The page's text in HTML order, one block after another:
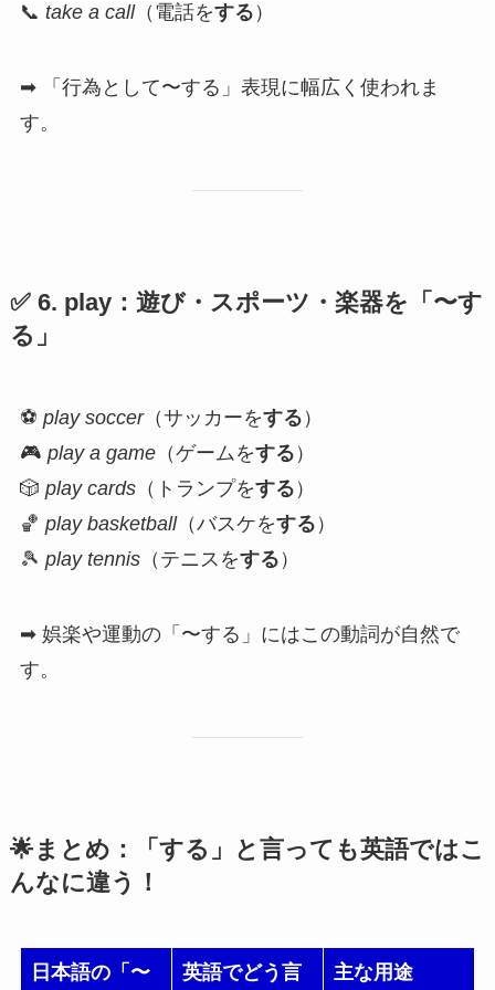
📞 take a call（電話をする ）
➡ 「行為として〜する」表現に幅広く使われま
す。
✅ 6. play：遊び・スポーツ・楽器を「〜す
る」
⚽ play soccer（サッカーをする ）
🎮 play a game（ゲームをする ）
🎲 play cards（トランプをする ）
🏀 play basketball（バスケをする ）
🎾 play tennis（テニスをする ）
➡ 娯楽や運動の「〜する」にはこの動詞が自然で
す。
🌟まとめ：「する」と言っても英語ではこ
んなに違う！
日本語の「〜
英語でどう言
主な用途